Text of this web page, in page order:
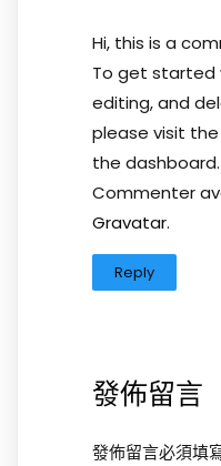
Hi, this is a
To get started
editing, and
please visit
the dashboard.
Commenter
Gravatar.
Reply
發佈留言
發佈留言必須填